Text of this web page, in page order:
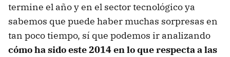
termine el año y en el sector tecnológico ya
sabemos que puede haber muchas sorpresas en
tan poco tiempo, sí que podemos ir analizando
cómo ha sido este 2014 en lo que respecta a las